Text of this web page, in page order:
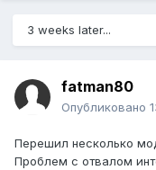
3 weeks later...
fatman80
Опубликовано
Перешил несколько
Проблем с отвалом